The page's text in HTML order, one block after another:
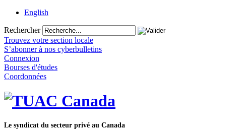
English
Rechercher
Trouvez votre section locale
S’abonner à nos cyberbulletins
Connexion
Bourses d'études
Coordonnées
Le syndicat du secteur privé au Canada